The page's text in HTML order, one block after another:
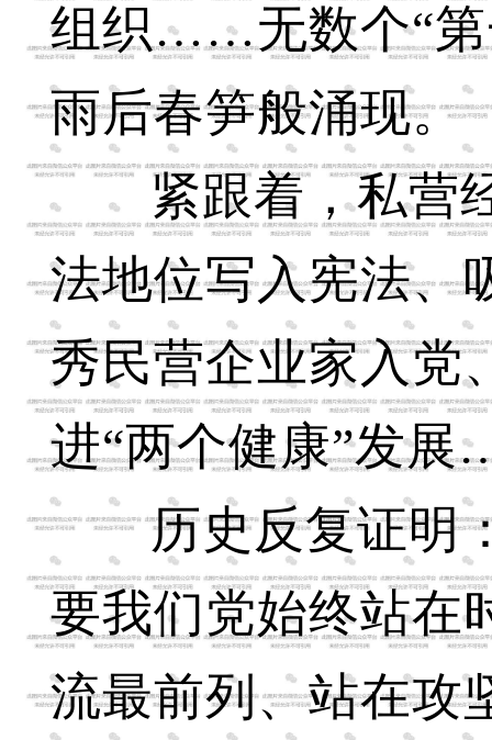
组织……无数个“第
雨后春笋般涌现。
紧跟着，私营
法地位写入宪法、
秀民营企业家入党
进“两个健康”发
历史反复证明
要我们党始终站在
流最前列、站在攻